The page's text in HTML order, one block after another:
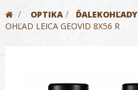
> OPTIKA > ĎALEKOHĽADY
OHĽAD LEICA GEOVID 8X56 R